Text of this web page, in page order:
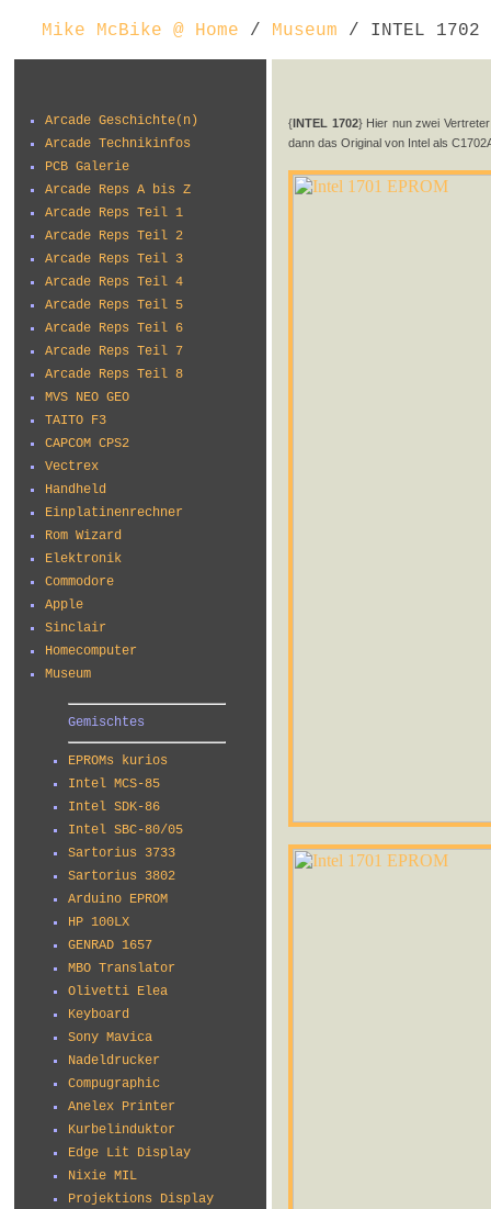
Mike McBike @ Home / Museum / INTEL 1702
Arcade Geschichte(n)
Arcade Technikinfos
PCB Galerie
Arcade Reps A bis Z
Arcade Reps Teil 1
Arcade Reps Teil 2
Arcade Reps Teil 3
Arcade Reps Teil 4
Arcade Reps Teil 5
Arcade Reps Teil 6
Arcade Reps Teil 7
Arcade Reps Teil 8
MVS NEO GEO
TAITO F3
CAPCOM CPS2
Vectrex
Handheld
Einplatinenrechner
Rom Wizard
Elektronik
Commodore
Apple
Sinclair
Homecomputer
Museum
Gemischtes
EPROMs kurios
Intel MCS-85
Intel SDK-86
Intel SBC-80/05
Sartorius 3733
Sartorius 3802
Arduino EPROM
HP 100LX
GENRAD 1657
MBO Translator
Olivetti Elea
Keyboard
Sony Mavica
Nadeldrucker
Compugraphic
Anelex Printer
Kurbelinduktor
Edge Lit Display
Nixie MIL
Projektions Display
{INTEL 1702} Hier nun zwei
dann das Original von Intel als